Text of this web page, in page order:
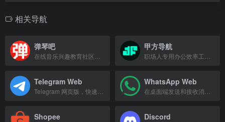
相关导航
弹琴吧 甲方导航
Telegram Web WhatsApp Web
Shopee Discord